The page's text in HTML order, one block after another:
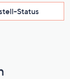
Status